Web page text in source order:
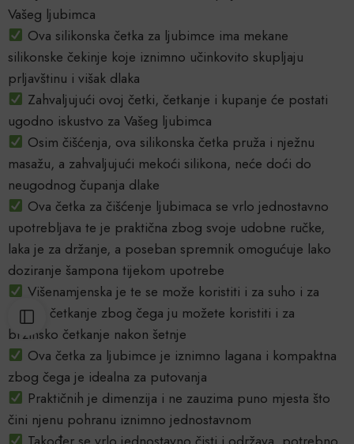
Vašeg ljubimca
Ova silikonska četka za ljubimce ima mekane
silikonske čekinje koje iznimno učinkovito skupljaju
prljavštinu i višak dlaka
Zahvaljujući ovoj četki, četkanje i kupanje će postati
ugodno iskustvo za Vašeg ljubimca
Osim čišćenja, ova silikonska četka pruža i nježnu
masažu, a zahvaljujući mekoći silikona, neće doći do
neugodnog čupanja dlake
Ova četka za čišćenje ljubimaca se vrlo jednostavno
upotrebljava te je praktična zbog svoje udobne ručke,
laka je za držanje, a poseban spremnik omogućuje lako
doziranje šampona tijekom upotrebe
Višenamjenska je te se može koristiti i za suho i za
mokro četkanje zbog čega ju možete koristiti i za
brzinsko četkanje nakon šetnje
Ova četka za ljubimce je iznimno lagana i kompaktna
zbog čega je idealna za putovanja
Praktičnih je dimenzija i ne zauzima puno mjesta što
čini njenu pohranu iznimno jednostavnom